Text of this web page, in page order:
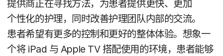
提供​商​正​在​寻找​方法，​为​患者​提供​更​快、​更加​
个性化​的​护理，​同时​改善​护理​团队​内部​的​交流。​
患者​希望​有​更​多​的​控制​和​更好​的​整体​体验。​想象​一​
个​将iPad 与 Apple TV 搭配​使用​的​环境，​患者​能够​